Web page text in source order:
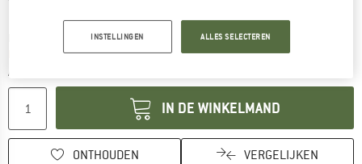
Levertijd: 3-5 werkdagenDe link wordt geopend in een infovak en bevat
Nog maar 1 stuk op voorraad!
Aantal:
IN DE WINKELMAND
ONTHOUDEN VERGELIJKEN
INSTELLINGEN ALLES SELECTEREN